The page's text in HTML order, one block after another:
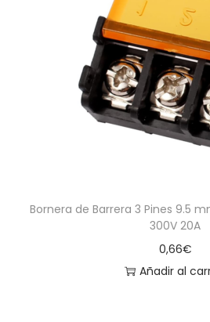
c
i
ó
n
d
o
Bornera de Barrera 3 Pines 9.5
300V 20A
0,66€
Añadir al